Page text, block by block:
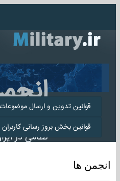
انجمن
نظامی در ایران
قوانین تدوین و ارسال موضوعات
قوانین بخش بروز رسانی کاربران
انجمن ها